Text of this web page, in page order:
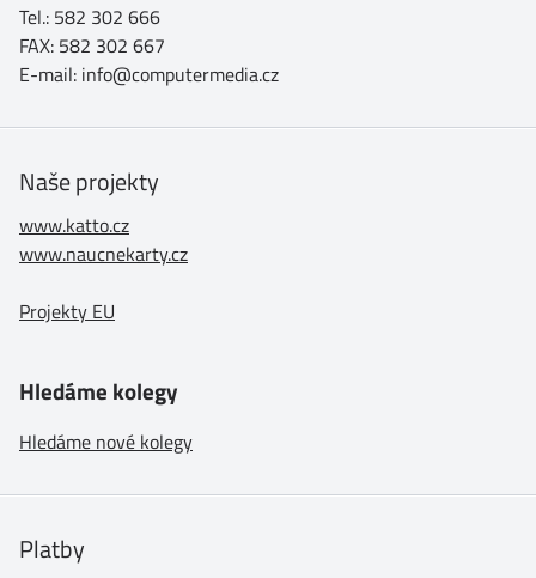
Tel.: 582 302 666
FAX: 582 302 667
E-mail: info@computermedia.cz
Naše projekty
www.katto.cz
www.naucnekarty.cz
Projekty EU
Hledáme kolegy
Hledáme nové kolegy
Platby